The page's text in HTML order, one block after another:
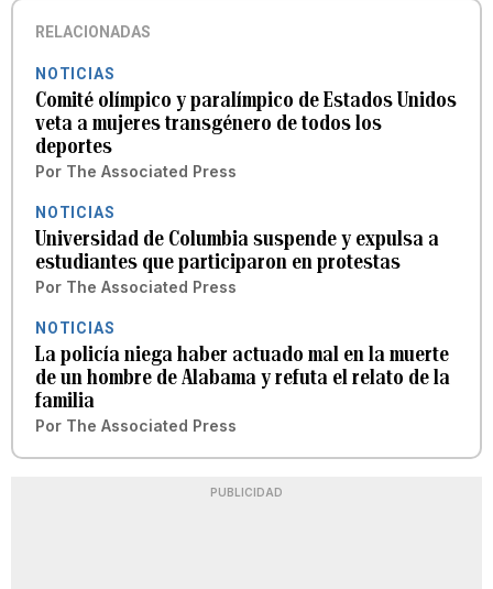
RELACIONADAS
NOTICIAS
Comité olímpico y paralímpico de Estados Unidos
veta a mujeres transgénero de todos los
deportes
Por The Associated Press
NOTICIAS
Universidad de Columbia suspende y expulsa a
estudiantes que participaron en protestas
Por The Associated Press
NOTICIAS
La policía niega haber actuado mal en la muerte
de un hombre de Alabama y refuta el relato de la
familia
Por The Associated Press
PUBLICIDAD